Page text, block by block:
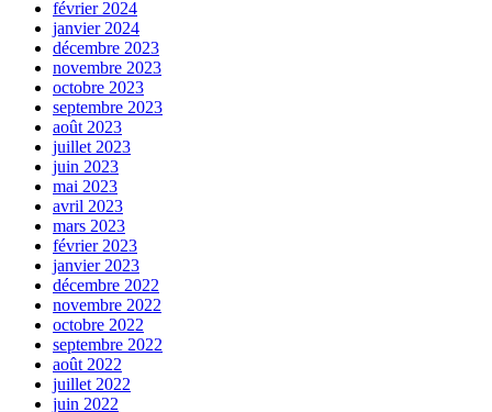
février 2024
janvier 2024
décembre 2023
novembre 2023
octobre 2023
septembre 2023
août 2023
juillet 2023
juin 2023
mai 2023
avril 2023
mars 2023
février 2023
janvier 2023
décembre 2022
novembre 2022
octobre 2022
septembre 2022
août 2022
juillet 2022
juin 2022